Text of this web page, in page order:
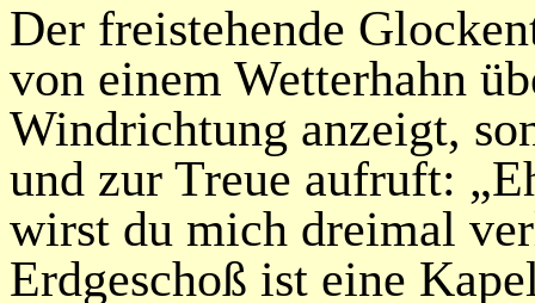
Der freistehende
von einem Wetterhahn
Windrichtung anzeigt,
und zur Treue aufruft:
wirst du mich dreimal
Erdgeschoß ist eine